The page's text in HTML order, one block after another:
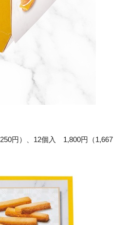
円）、12個入 1,800円（1,667